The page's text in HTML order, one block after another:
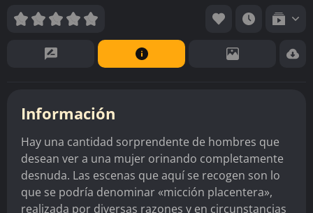
Información
Hay una cantidad sorprendente de hombres que
desean ver a una mujer orinando completamente
desnuda. Las escenas que aquí se recogen son lo
que se podría denominar «micción placentera»,
realizada por diversas razones y en circunstancias